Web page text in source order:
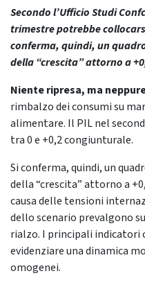
Secondo l’Ufficio Studi
trimestre potrebbe
conferma, quindi, un
della “crescita” attorno a
Niente ripresa, ma
rimbalzo dei consumi su
alimentare. Il PIL nel
tra 0 e +0,2 congiunturale.
Si conferma, quindi, un
della “crescita” attorno a
causa delle tensioni
dello scenario prevalgono
rialzo. I principali indicatori
evidenziare una dinamica
omogenei.